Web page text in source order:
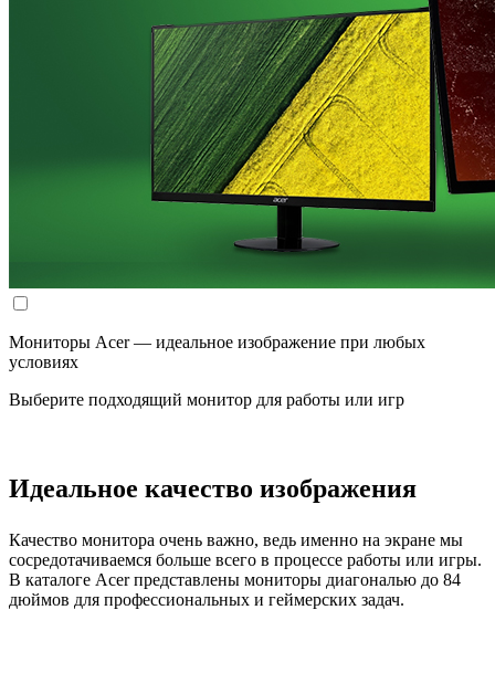
Мониторы Acer — идеальное изображение при любых
условиях
Выберите подходящий монитор для работы или игр
Идеальное качество изображения
Качество монитора очень важно, ведь именно на экране мы
сосредотачиваемся больше всего в процессе работы или игры.
В каталоге Acer представлены мониторы диагональю до 84
дюймов для профессиональных и геймерских задач.